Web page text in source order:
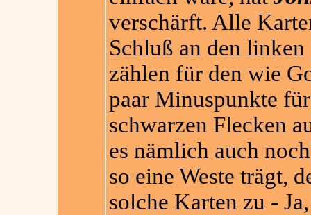
verschärft. Alle
Schluß an den
zählen für den wie
paar Minuspunkte
schwarzen Flecken
es nämlich auch
so eine Weste trägt,
solche Karten zu -